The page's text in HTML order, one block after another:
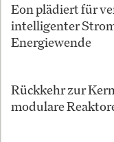
Eon plädiert für
intelligenter
Energiewende
Rückkehr zur
modulare